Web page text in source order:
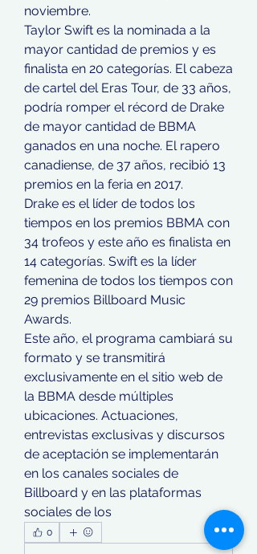
noviembre.
Taylor Swift es la nominada a la
mayor cantidad de premios y es
finalista en 20 categorías. El cabeza
de cartel del Eras Tour, de 33 años,
podría romper el récord de Drake
de mayor cantidad de BBMA
ganados en una noche. El rapero
canadiense, de 37 años, recibió 13
premios en la feria en 2017.
Drake es el líder de todos los
tiempos en los premios BBMA con
34 trofeos y este año es finalista en
14 categorías. Swift es la líder
femenina de todos los tiempos con
29 premios Billboard Music
Awards.
Este año, el programa cambiará su
formato y se transmitirá
exclusivamente en el sitio web de
la BBMA desde múltiples
ubicaciones. Actuaciones,
entrevistas exclusivas y discursos
de aceptación se implementarán
en los canales sociales de
Billboard y en las plataformas
sociales de los
0 0